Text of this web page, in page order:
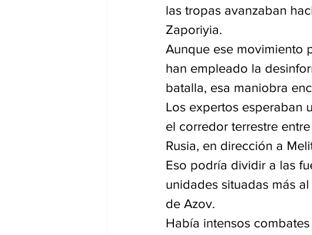
las tropas avanzaban
Zaporiyia.
Aunque ese movimiento
han empleado la
batalla, esa maniobra
Los expertos esperaban
el corredor terrestre
Rusia, en dirección a
Eso podría dividir a las
unidades situadas más
de Azov.
Había intensos